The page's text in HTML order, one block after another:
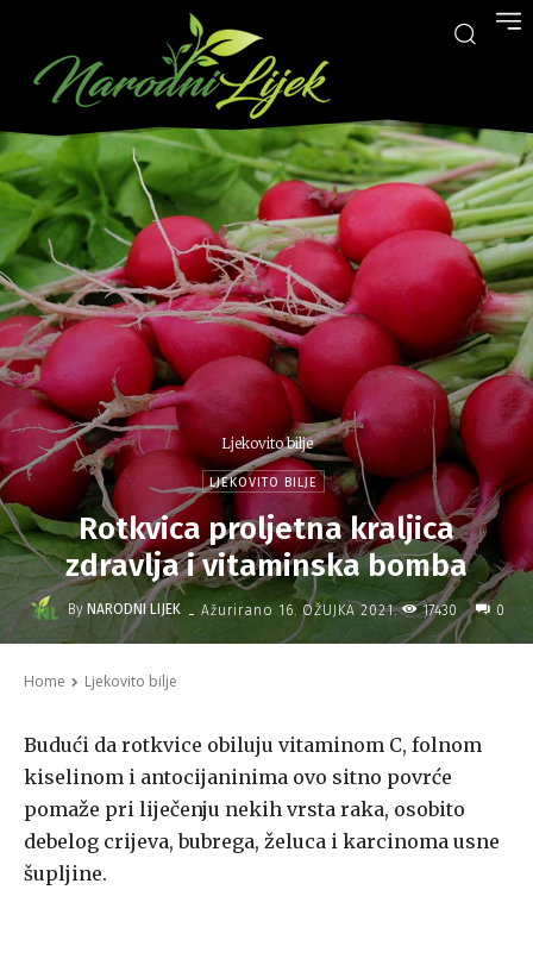
Ljekovito bilje
LJEKOVITO BILJE
Rotkvica proljetna kraljica
zdravlja i vitaminska bomba
By NARODNI LIJEK - Ažurirano 16. OŽUJKA 2021. 17430 0
Home Ljekovito bilje
Budući da rotkvice obiluju vitaminom C, folnom
kiselinom i antocijaninima ovo sitno povrće
pomaže pri liječenju nekih vrsta raka, osobito
debelog crijeva, bubrega, želuca i karcinoma usne
šupljine.